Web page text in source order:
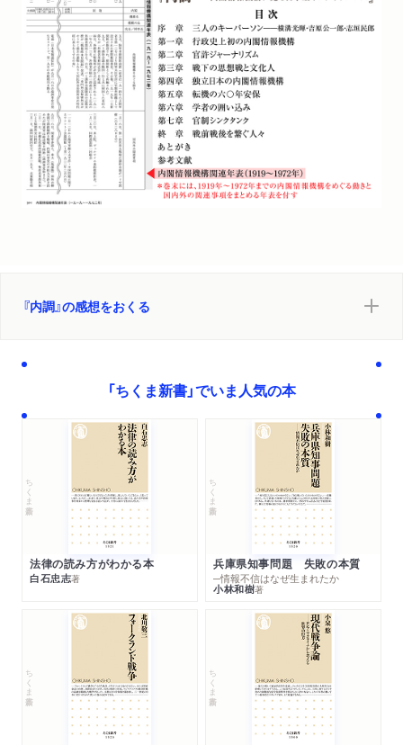
『内調』の感想をおくる
「ちくま新書」でいま人気の本
ちくま新書
法律の読み方がわかる本
白石忠志著
ちくま新書
兵庫県知事問題 失敗の本質
─情報不信はなぜ生まれたか
小林和樹著
ちくま新書 ちくま新書